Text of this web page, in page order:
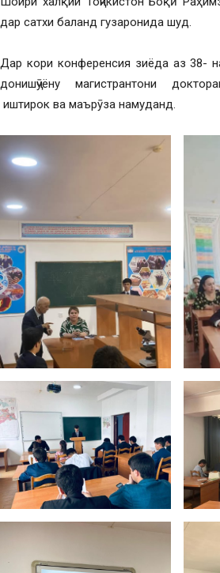
дар сатхи баланд гузаронида шуд.
Дар кори конференсия зиёда аз 38-
донишҷӯёну магистрантони
иштирок ва маърӯза намуданд.